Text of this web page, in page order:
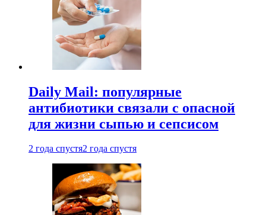
Daily Mail: популярные
антибиотики связали с опасной
для жизни сыпью и сепсисом
2 года спустя2 года спустя